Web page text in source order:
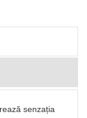
senzația